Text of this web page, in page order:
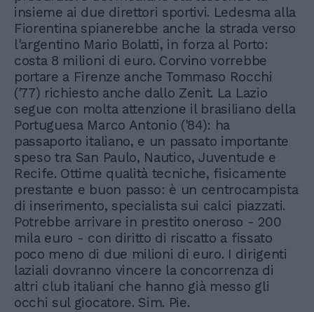
insieme ai due direttori sportivi. Ledesma alla
Fiorentina spianerebbe anche la strada verso
l'argentino Mario Bolatti, in forza al Porto:
costa 8 milioni di euro. Corvino vorrebbe
portare a Firenze anche Tommaso Rocchi
('77) richiesto anche dallo Zenit. La Lazio
segue con molta attenzione il brasiliano della
Portuguesa Marco Antonio ('84): ha
passaporto italiano, e un passato importante
speso tra San Paulo, Nautico, Juventude e
Recife. Ottime qualità tecniche, fisicamente
prestante e buon passo: è un centrocampista
di inserimento, specialista sui calci piazzati.
Potrebbe arrivare in prestito oneroso - 200
mila euro - con diritto di riscatto a fissato
poco meno di due milioni di euro. I dirigenti
laziali dovranno vincere la concorrenza di
altri club italiani che hanno già messo gli
occhi sul giocatore. Sim. Pie.